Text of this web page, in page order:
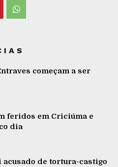
começam a ser
feridos em Criciúma e
dia
de tortura-castigo